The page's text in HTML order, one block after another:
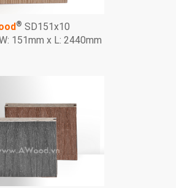
® SD151x10
151mm x L: 2440mm